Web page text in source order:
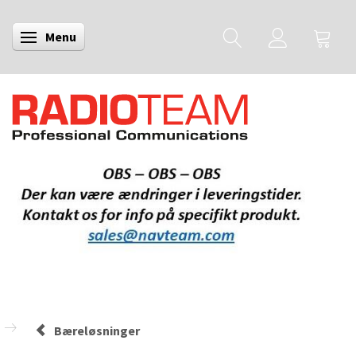
Skifte navigation
Menu
Bæreløsninger